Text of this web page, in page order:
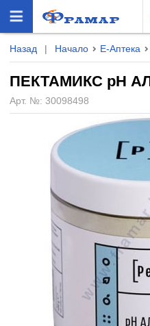
Назад | Начало Е-Аптека
ПЕКТАМИКС pH
Арт. №: 30098498